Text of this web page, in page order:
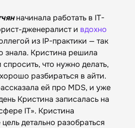
начинала работать в IT-
дженералист и вдохно
из IP-практики — так
знала. Кристина решила
что нужно делать,
разбираться в айти.
ей про MDS, и уже
Кристина записалась на
IT». Кристина
детально разобраться